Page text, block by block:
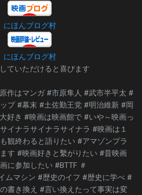
にほんブログ村
にほんブログ村
ていただけると喜びます
作はマンガ #市原隼人 #武市半平太 #
プ #幕末 #土佐勤王党 #明治維新 #岡
好き #映画は映画館で #いや～映画っ
イナラサイナラサイナラ #映画は１
観終わると語りたい #アマゾンプラ
す #映画好きと繫がりたい #昔映画
に参加したい #BTTF ＃
ムマシン #歴史のイフ #歴史に学べ #
書き換え #言い換えたって事実は変